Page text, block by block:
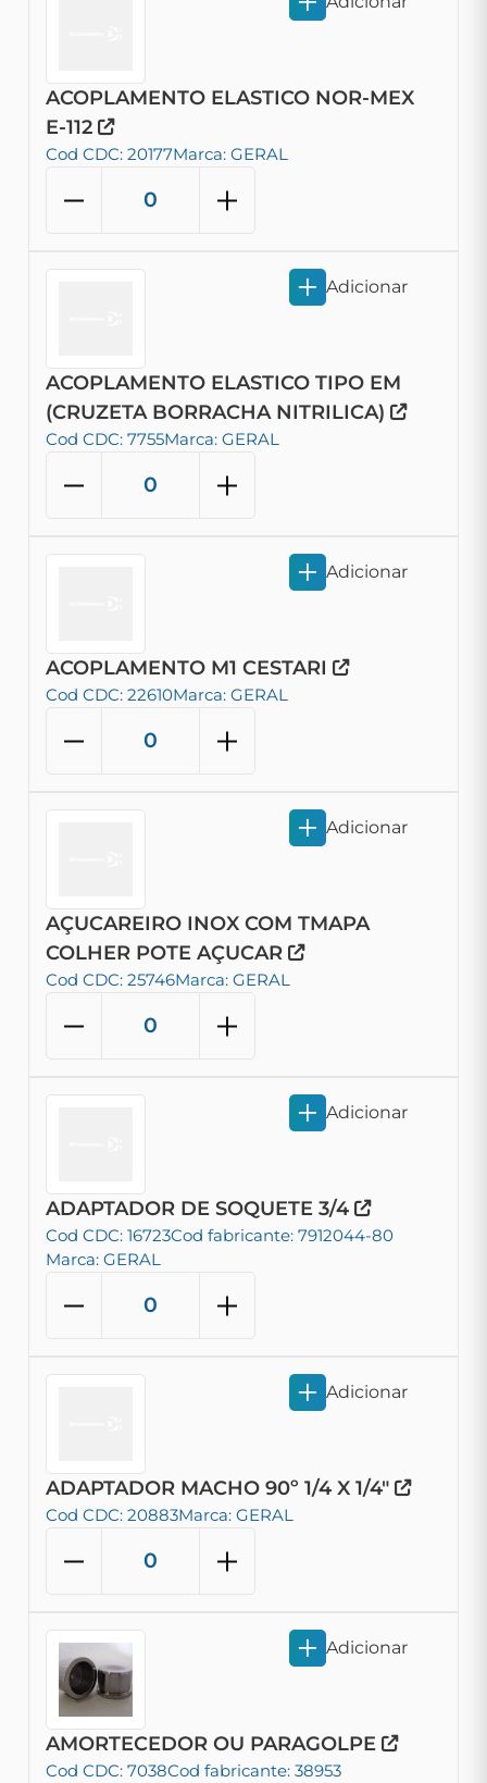
ACOPLAMENTO ELASTICO NOR-MEX
E-112
Cod CDC: 20177Marca: GERAL
ACOPLAMENTO ELASTICO TIPO EM
(CRUZETA BORRACHA NITRILICA)
Cod CDC: 7755Marca: GERAL
Adicionar
ACOPLAMENTO M1 CESTARI
Cod CDC: 22610Marca: GERAL
Adicionar
AÇUCAREIRO INOX COM TMAPA
COLHER POTE AÇUCAR
Cod CDC: 25746Marca: GERAL
Adicionar
ADAPTADOR DE SOQUETE 3/4
Cod CDC: 16723Cod fabricante: 7912044-80
Marca: GERAL
Adicionar
ADAPTADOR MACHO 90º 1/4 X 1/4"
Cod CDC: 20883Marca: GERAL
Adicionar
AMORTECEDOR OU PARAGOLPE
Cod CDC: 7038Cod fabricante: 38953
Adicionar